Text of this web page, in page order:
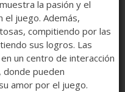
la pasión y el
el juego. Además,
compitiendo por las
sus logros. Las
un centro de interacción
, donde pueden
amor por el juego.